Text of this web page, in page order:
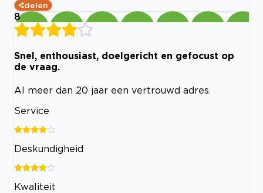
delen
8
Snel, enthousiast, doelgericht en gefocust op
de vraag.
Al meer dan 20 jaar een vertrouwd adres.
Service
Deskundigheid
Kwaliteit